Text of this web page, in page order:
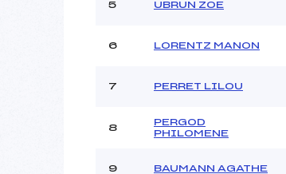
Pénalité appliquée :
5 UBRUN ZOE
6 LORENTZ MANON
7 PERRET LILOU
8
PERGOD
PHILOMENE
9 BAUMANN AGATHE